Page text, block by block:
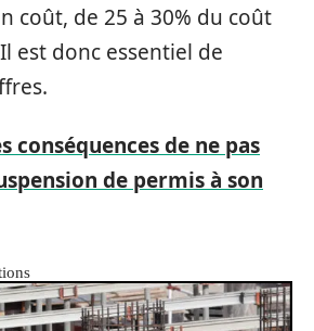
coût, de 25 à 30% du coût
est donc essentiel de
conséquences de ne pas
de permis à son